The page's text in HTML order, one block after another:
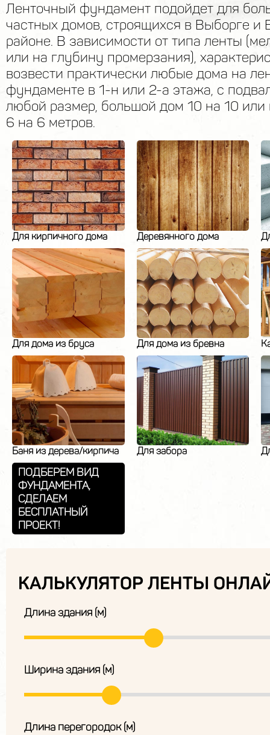
Ленточный фундамент подойдет для
частных домов, строящихся в Выборге и
районе. В зависимости от типа ленты
или на глубину промерзания),
возвести практически любые дома на
фундаменте в 1-н или 2-а этажа, с
любой размер, большой дом 10 на 10
6 на 6 метров.
Для кирпичного дома Деревянного дома
Для дома из бруса Для дома из бревна
Баня из дерева/кирпича Для забора
ПОДБЕРЕМ ВИД
ФУНДАМЕНТА,
СДЕЛАЕМ
БЕСПЛАТНЫЙ
ПРОЕКТ!
КАЛЬКУЛЯТОР ЛЕНТЫ
Длина здания (м)
Ширина здания (м)
Длина перегородок (м)